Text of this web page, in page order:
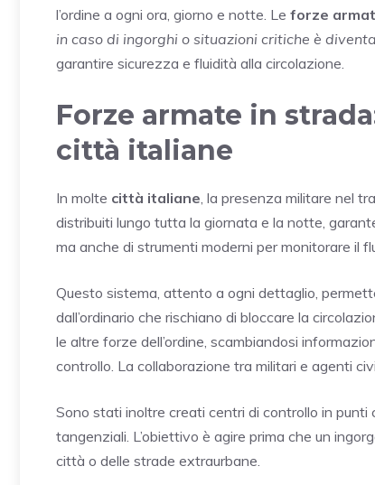
l’ordine a ogni ora, giorno e notte. Le forze
in caso di ingorghi o situazioni critiche è
garantire sicurezza e fluidità alla circolazione.
Forze armate in
città italiane
In molte città italiane , la presenza militare nel
distribuiti lungo tutta la giornata e la notte,
ma anche di strumenti moderni per monitorare il
Questo sistema, attento a ogni dettaglio,
dall’ordinario che rischiano di bloccare la
le altre forze dell’ordine, scambiandosi
controllo. La collaborazione tra militari e agenti
Sono stati inoltre creati centri di controllo in punti
tangenziali. L’obiettivo è agire prima che un
città o delle strade extraurbane.